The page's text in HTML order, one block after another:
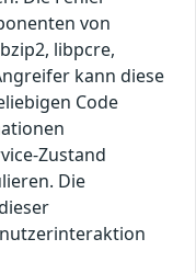
von
libpcre,
kann diese
Code
Zustand
Die